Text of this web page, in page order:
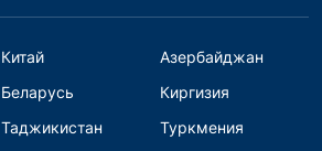
Китай
Азербайджан
Беларусь
Киргизия
Таджикистан
Туркмения